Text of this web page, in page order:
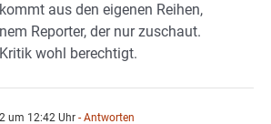
aus den eigenen Reihen,
Reporter, der nur zuschaut.
wohl berechtigt.
um 12:42 Uhr - Antworten